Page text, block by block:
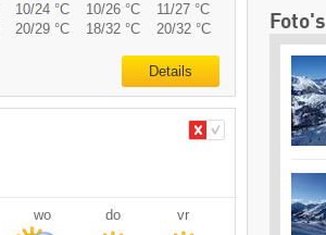
10/24 °C 10/26 °C
11/27 °C
20/29 °C 18/32 °C 20/32 °C
Details
wo do vr
Foto's